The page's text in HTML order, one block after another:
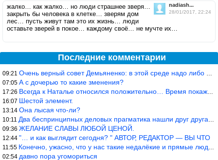
nadiash...
28/01/2017, 22:24
жалко… как жалко… но люди страшнее зверя…
закрыть бы человека в клетке… зверям дом
лес… пусть живут там это их жизнь… люди
оставьте зверей в покое… каждому своё… не мучте их…
Последние комментарии
09:21 Очень верный совет Демьяненко: в этой среде надо либо иметь зубы
07:05 А с дочерью то какие зменения?
17:26 Всегда к Наталье относился положительно… Время покажет, что буде
16:07 Шестой элемент.
13:14 Она лысая что-ли?
10:11 Два беспринципных деловых прагматика нашли друг друга и «остепен
09:36 ЖЕЛАНИЕ СЛАВЫ ЛЮБОЙ ЦЕНОЙ.
12:44 "… и как выглядит сегодня? " АВТОР, РЕДАКТОР — ВЫ ЧТО
11:55 Конечно, ужасно, что у нас такие недалёкие и прямые люди… Как мо
02:54 давно пора угомориться